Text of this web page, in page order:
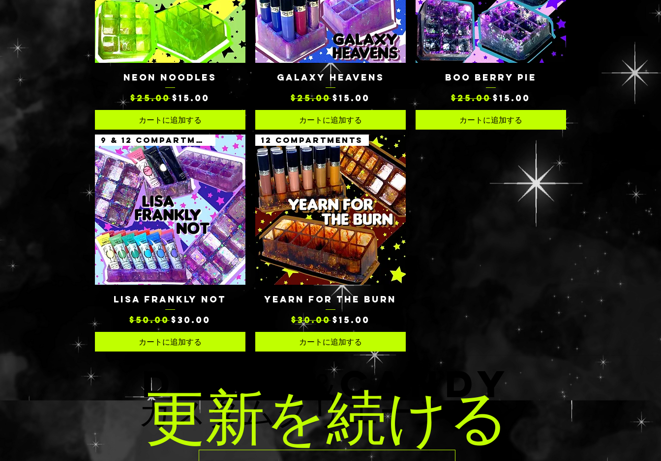
クイックビュー
NEON NOODLES
通常価格
$25.00セール価格
$15.00
カートに追加する
クイックビュー
GALAXY HEAVENS
通常価格
$25.00セール価格
$15.00
カートに追加する
クイックビュー
BOO BERRY PIE
通常価格
$25.00セール価格
$15.00
カートに追加する
クイックビュー
9 & 12 COMPARTMENTS SET
LISA FRANKLY NOT
通常価格
$50.00セール価格
$30.00
カートに追加する
クイックビュー
12 COMPARTMENTS
YEARN FOR THE BURN
通常価格
$30.00セール価格
$15.00
カートに追加する
DEATH＆CANDY
カスタムクリエーション
更新を続ける